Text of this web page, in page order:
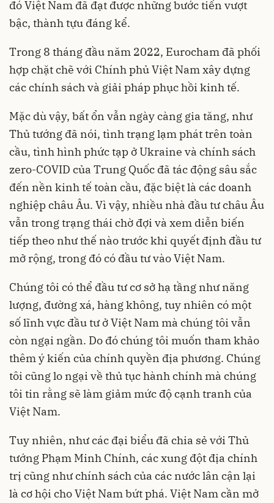
đó Việt Nam đã đạt được những bước tiến vượt
bậc, thành tựu đáng kể.
Trong 8 tháng đầu năm 2022, Eurocham đã phối
hợp chặt chẽ với Chính phủ Việt Nam xây dựng
các chính sách và giải pháp phục hồi kinh tế.
Mặc dù vậy, bất ổn vẫn ngày càng gia tăng, như
Thủ tướng đã nói, tình trạng lạm phát trên toàn
cầu, tình hình phức tạp ở Ukraine và chính sách
zero-COVID của Trung Quốc đã tác động sâu sắc
đến nền kinh tế toàn cầu, đặc biệt là các doanh
nghiệp châu Âu. Vì vậy, nhiều nhà đầu tư châu Âu
vẫn trong trạng thái chờ đợi và xem diễn biến
tiếp theo như thế nào trước khi quyết định đầu tư
mở rộng, trong đó có đầu tư vào Việt Nam.
Chúng tôi có thể đầu tư cơ sở hạ tầng như năng
lượng, đường xá, hàng không, tuy nhiên có một
số lĩnh vực đầu tư ở Việt Nam mà chúng tôi vẫn
còn ngại ngần. Do đó chúng tôi muốn tham khảo
thêm ý kiến của chính quyền địa phương. Chúng
tôi cũng lo ngại về thủ tục hành chính mà chúng
tôi tin rằng sẽ làm giảm mức độ cạnh tranh của
Việt Nam.
Tuy nhiên, như các đại biểu đã chia sẻ với Thủ
tướng Phạm Minh Chính, các xung đột địa chính
trị cũng như chính sách của các nước lân cận lại
là cơ hội cho Việt Nam bứt phá. Việt Nam cần mở